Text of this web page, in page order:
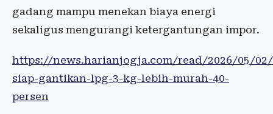
gadang mampu menekan biaya energi
sekaligus mengurangi ketergantungan impor.
https://news.harianjogja.com/read/2026/05/02/
siap-gantikan-lpg-3-kg-lebih-murah-40-
persen